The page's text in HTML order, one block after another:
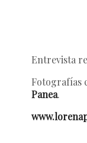
Entrevista
Fotografías
Panea.